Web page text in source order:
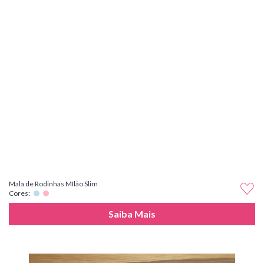
Mala de Rodinhas MIlão Slim
Cores:
Saiba Mais